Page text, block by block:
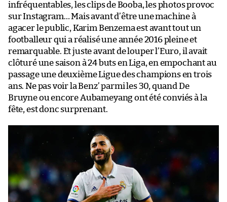
infréquentables, les clips de Booba, les photos provoc
sur Instagram… Mais avant d’être une machine à
agacer le public, Karim Benzema est avant tout un
footballeur qui a réalisé une année 2016 pleine et
remarquable. Et juste avant de louper l’Euro, il avait
clôturé une saison à 24 buts en Liga, en empochant au
passage une deuxième Ligue des champions en trois
ans. Ne pas voir la Benz’ parmi les 30, quand De
Bruyne ou encore Aubameyang ont été conviés à la
fête, est donc surprenant.